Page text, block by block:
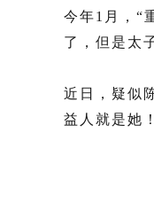
今年1月，“
了，但是 太
近日，疑似
益人就是她